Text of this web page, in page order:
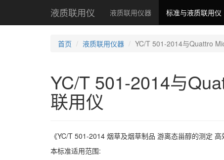
液质联用仪 液质联用仪器 标准与液质联用仪
首页 液质联用仪器 YC/T 501-2014与Quattro
YC/T 501-2014与
联用仪
《YC/T 501-2014 烟草及烟草制品 游离态甾醇的测定
本标准适用范围: